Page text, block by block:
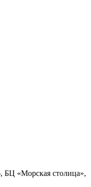
БЦ «Морская столица»,